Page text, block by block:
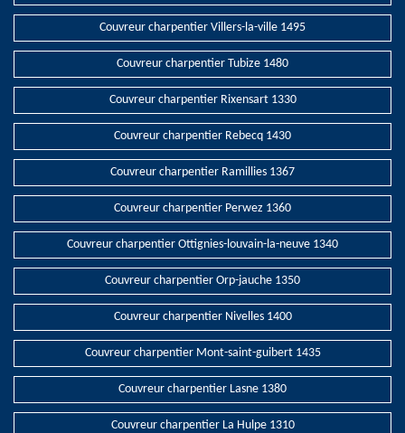
Couvreur charpentier Villers-la-ville 1495
Couvreur charpentier Tubize 1480
Couvreur charpentier Rixensart 1330
Couvreur charpentier Rebecq 1430
Couvreur charpentier Ramillies 1367
Couvreur charpentier Perwez 1360
Couvreur charpentier Ottignies-louvain-la-neuve 1340
Couvreur charpentier Orp-jauche 1350
Couvreur charpentier Nivelles 1400
Couvreur charpentier Mont-saint-guibert 1435
Couvreur charpentier Lasne 1380
Couvreur charpentier La Hulpe 1310